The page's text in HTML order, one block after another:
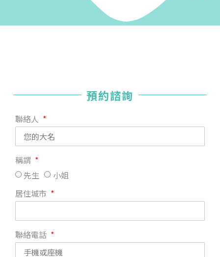
預約諮詢
聯絡人
稱謂
先生
小姐
居住城市
聯絡電話